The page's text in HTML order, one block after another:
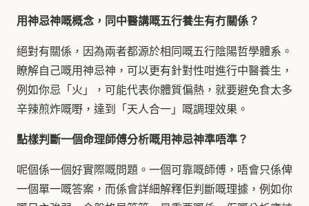
用神忌神嘅概念，同中醫講嘅五行養生有冇關係？
絕對有關係，因為兩者都源於相同嘅五行陰陽哲學體系。
瞭解自己嘅用神忌神，可以更有針對性咁進行中醫養生，
例如你忌「火」，可能代表你體質偏熱，就要避免食太多
辛辣煎炸嘅嘢，達到「天人合一」嘅調理效果。
點樣判斷一個命理師傅分析嘅用神忌神準唔準？
呢個係一個好實際嘅問題。一個可靠嘅師傅，唔會只係俾
一個單一嘅答案，而係會詳細解釋佢判斷嘅理據，例如你